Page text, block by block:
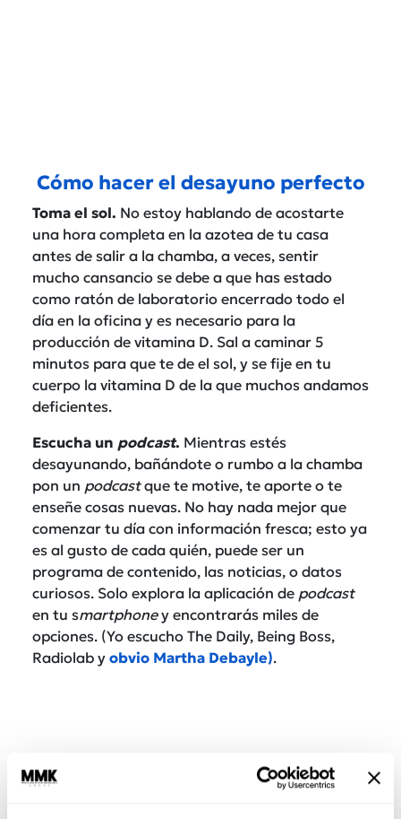
Cómo hacer el desayuno perfecto
Toma el sol. No estoy hablando de acostarte
una hora completa en la azotea de tu casa
antes de salir a la chamba, a veces, sentir
mucho cansancio se debe a que has estado
como ratón de laboratorio encerrado todo el
día en la oficina y es necesario para la
producción de vitamina D. Sal a caminar 5
minutos para que te de el sol, y se fije en tu
cuerpo la vitamina D de la que muchos andamos
deficientes.
Escucha un podcast. Mientras estés
desayunando, bañándote o rumbo a la chamba
pon un podcastque te motive, te aporte o te
enseñe cosas nuevas. No hay nada mejor que
comenzar tu día con información fresca; esto ya
es al gusto de cada quién, puede ser un
programa de contenido, las noticias, o datos
curiosos. Solo explora la aplicación de podcast
en tu smartphoney encontrarás miles de
opciones. (Yo escucho The Daily, Being Boss,
Radiolab y obvio Martha Debayle).